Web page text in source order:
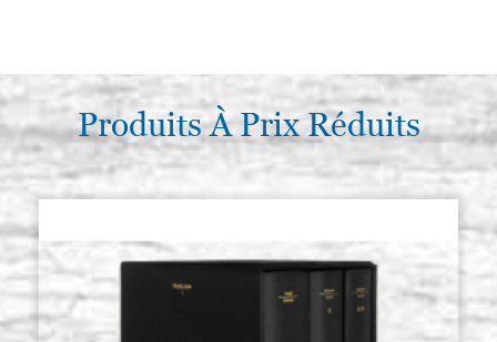
Produits À Prix Réduits